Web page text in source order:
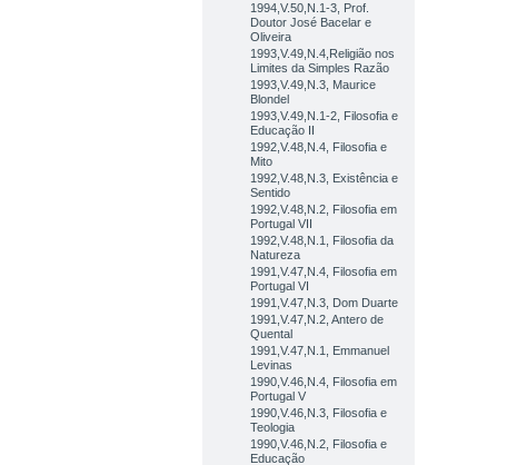
1994,V.50,N.1-3, Prof.
Doutor José Bacelar e
Oliveira
1993,V.49,N.4,Religião nos
Limites da Simples Razão
1993,V.49,N.3, Maurice
Blondel
1993,V.49,N.1-2, Filosofia e
Educação II
1992,V.48,N.4, Filosofia e
Mito
1992,V.48,N.3, Existência e
Sentido
1992,V.48,N.2, Filosofia em
Portugal VII
1992,V.48,N.1, Filosofia da
Natureza
1991,V.47,N.4, Filosofia em
Portugal VI
1991,V.47,N.3, Dom Duarte
1991,V.47,N.2, Antero de
Quental
1991,V.47,N.1, Emmanuel
Levinas
1990,V.46,N.4, Filosofia em
Portugal V
1990,V.46,N.3, Filosofia e
Teologia
1990,V.46,N.2, Filosofia e
Educação